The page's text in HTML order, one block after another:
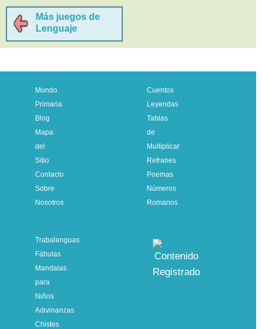
Más juegos de
Lenguaje
Mundo
Primaria
Blog
Mapa
del
Sitio
Contacto
Sobre
Nosotros
Cuentos
Leyendas
Tablas
de
Multiplicar
Refranes
Poemas
Números
Romanos
Trabalenguas
Fábulas
Mandalas
para
Niños
Adivinanzas
Chistes